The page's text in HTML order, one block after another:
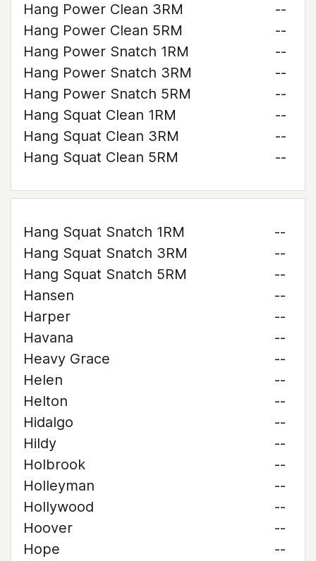
Hang Power Clean 3RM
--
Hang Power Clean 5RM
--
Hang Power Snatch 1RM
--
Hang Power Snatch 3RM
--
Hang Power Snatch 5RM
--
Hang Squat Clean 1RM
--
Hang Squat Clean 3RM
--
Hang Squat Clean 5RM
--
Hang Squat Snatch 1RM
--
Hang Squat Snatch 3RM
--
Hang Squat Snatch 5RM
--
Hansen
--
Harper
--
Havana
--
Heavy Grace
--
Helen
--
Helton
--
Hidalgo
--
Hildy
--
Holbrook
--
Holleyman
--
Hollywood
--
Hoover
--
Hope
--